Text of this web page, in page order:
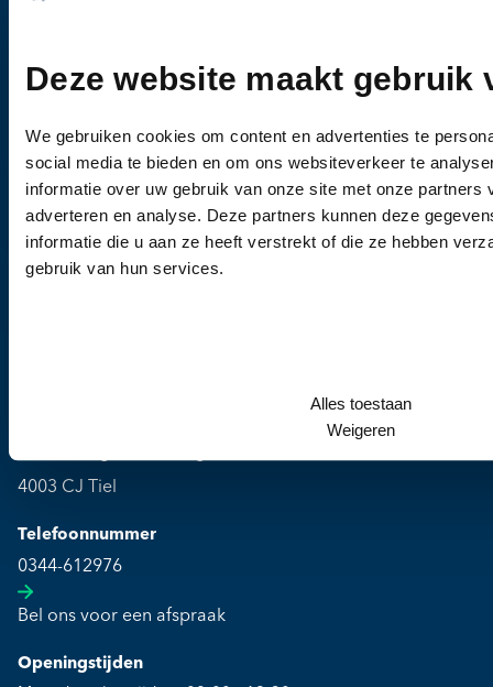
Deze website maakt gebruik
We gebruiken cookies om content en advertenties te
social media te bieden en om ons websiteverkeer te
informatie over uw gebruik van onze site met onze partners
adverteren en analyse. Deze partners kunnen deze
informatie die u aan ze heeft verstrekt of die ze hebben
gebruik van hun services.
Alles toestaan
Weigeren
Wanneer u vragen heeft of een afspraak wil
maken, dan kunt u vrijblijvend contact met ons
opnemen.
4003 CJ Tiel
Telefoonnummer
0344-612976
Bel ons voor een afspraak
Openingstijden